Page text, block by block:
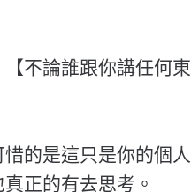
不論誰跟你講任何東
的是這只是你的個人
正的有去思考。